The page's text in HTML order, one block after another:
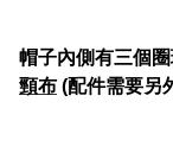
帽子內側有三個
頸布 (配件需要另